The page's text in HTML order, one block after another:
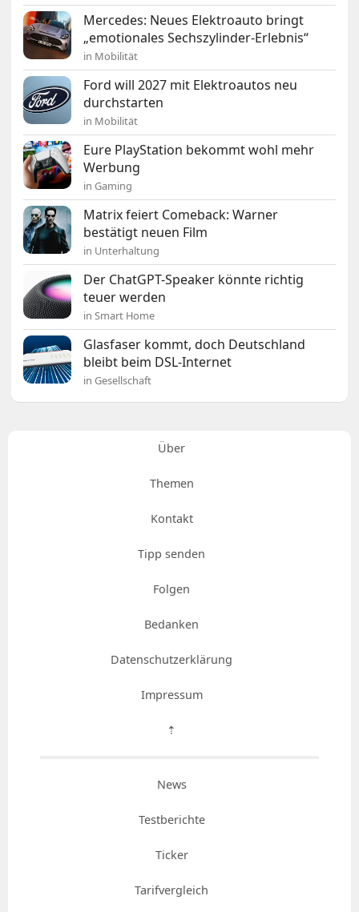
Mercedes: Neues Elektroauto bringt
„emotionales Sechszylinder-Erlebnis“
in Mobilität
Ford will 2027 mit Elektroautos neu
durchstarten
in Mobilität
Eure PlayStation bekommt wohl mehr
Werbung
in Gaming
Matrix feiert Comeback: Warner
bestätigt neuen Film
in Unterhaltung
Der ChatGPT-Speaker könnte richtig
teuer werden
in Smart Home
Glasfaser kommt, doch Deutschland
bleibt beim DSL-Internet
in Gesellschaft
Über
Themen
Kontakt
Tipp senden
Folgen
Bedanken
Datenschutzerklärung
Impressum
⇡
News
Testberichte
Ticker
Tarifvergleich